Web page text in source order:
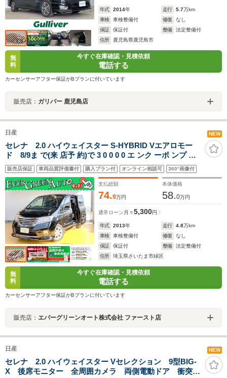
年式 2014年 走行 5.7万km
車検
車検整備付 修復
なし
保証
保証付 整備
法定整備付
住所
鹿児島県鹿児島市
無
料
今すぐ在庫確認・見積依頼
電話する
カーセンサーアフター保証がBプランに付いています
販売店： ガリバー 鹿児島店
日産 NEW
セレナ 2.0 ハイウェイスター S-HYBRID Vエアロモー
ド 8/9ま で(来 店予 約)で 3 0 0 0 0 エ ンク ーポ ンプ レ
ゼ ント 両側パワースライドドア 社外メモリナビ
Bluetooth ETC インテリジェントキー プッシュスタート
オートクルーズコントロール HIDライト
販売店保証 車両品質評価書付 購入プラン付 オンライン相談可 360°画像付
支払総額
74.9万円
本体価格
58.0万円
通常ローン 月々5,300円
年式 2013年 走行 4.8万km
車検
車検整備付 修復
なし
保証
保証付 整備
法定整備付
住所
埼玉県さいたま市緑区
無
料
今すぐ在庫確認・見積依頼
電話する
カーセンサーアフター保証がBプランに付いています
販売店： エバーグリーンオート株式会社 ファースト店
日産 NEW
セレナ 2.0 ハイウェイスター Vセレクション 9型BIG-
X 後席モニター 全周囲カメラ 両側電動ドア 衝突被